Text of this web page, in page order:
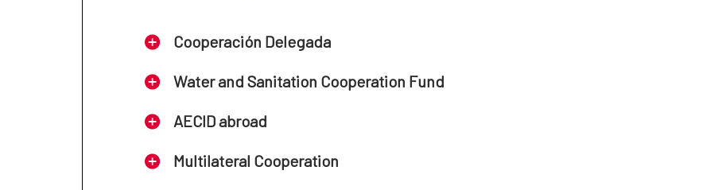
Cooperación Delegada
Water and Sanitation Cooperation Fund
AECID abroad
Multilateral Cooperation